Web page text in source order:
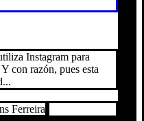
Instagram para
con razón, pues esta
Ferreira